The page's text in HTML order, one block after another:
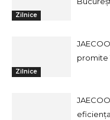
Zilnice
Zilnice
promite